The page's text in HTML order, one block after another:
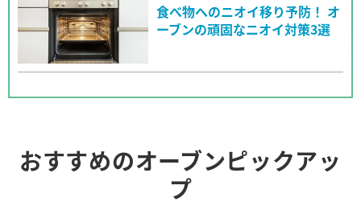
食べ物へのニオイ移り予防！ オ
ーブンの頑固なニオイ対策3選
おすすめのオーブンピックアッ
プ